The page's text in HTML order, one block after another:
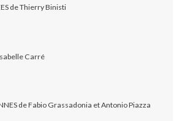
de Thierry Binisti
Carré
de Fabio Grassadonia et Antonio Piazza